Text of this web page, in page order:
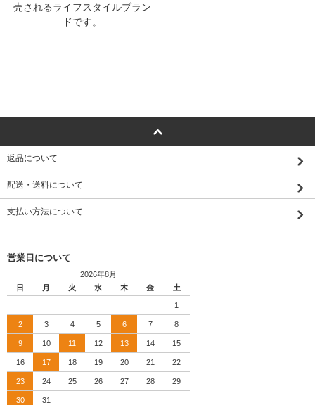
売されるライフスタイルブラン
ドです。
返品について
配送・送料について
支払い方法について
営業日について
2026年8月
日
月 火 水 木 金 土
1
2 3 4 5 6 7 8
9 10 11 12 13 14 15
16 17 18 19 20 21 22
23 24 25 26 27 28 29
30 31